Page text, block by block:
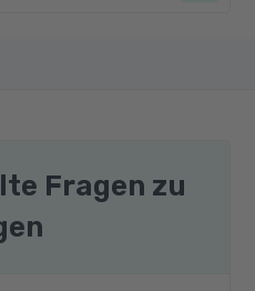
Fragen zu